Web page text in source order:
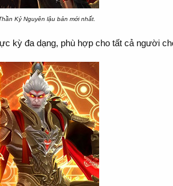
Kỷ Nguyên lậu bản mới nhất.
kỳ đa dạng, phù hợp cho tất cả người